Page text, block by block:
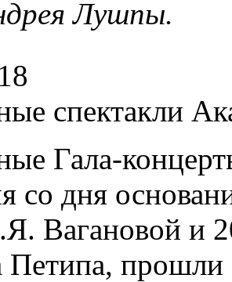
Лушпы.
спектакли
Гала-
со дня
Вагановой и
Петипа,